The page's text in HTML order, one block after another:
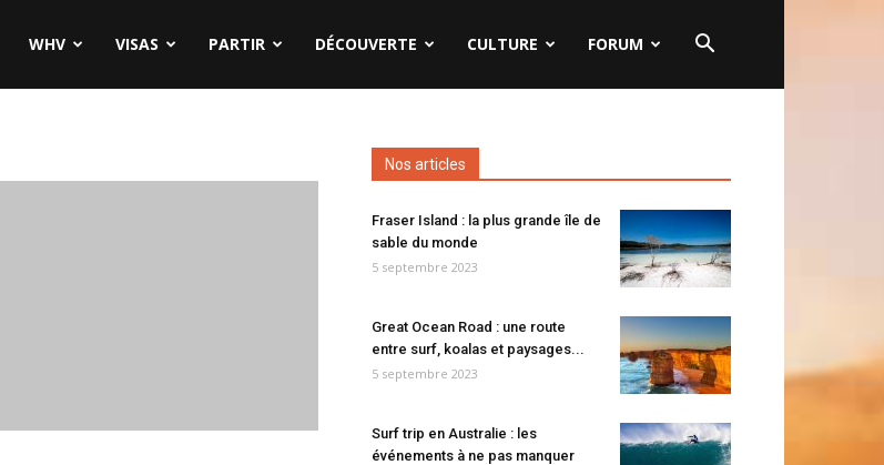
WHV VISAS PARTIR DÉCOUVERTE CULTURE FORUM
Nos articles
Fraser Island : la plus grande île de
sable du monde
5 septembre 2023
Great Ocean Road : une route
entre surf, koalas et paysages...
5 septembre 2023
Surf trip en Australie : les
événements à ne pas manquer